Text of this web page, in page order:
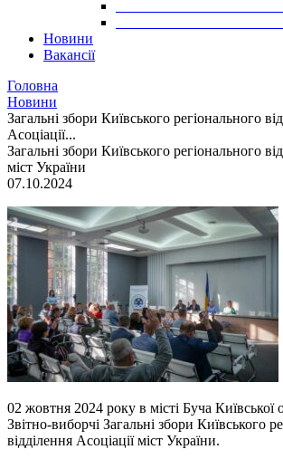
Новини
Вакансії
Головна
Новини
Загальні збори Київського регіонального
Асоціації...
Загальні збори Київського регіонального
міст України
07.10.2024
02 жовтня 2024 року в місті Буча Київської
Звітно-виборчі Загальні збори Київського
відділення Асоціації міст України.